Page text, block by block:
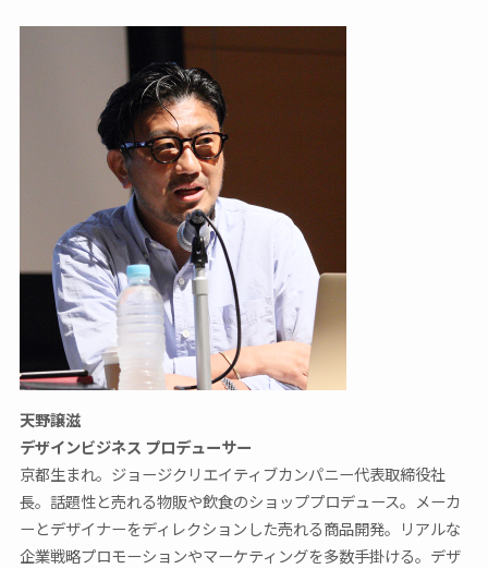
天野譲滋
デザインビジネス プロデューサー
京都生まれ。ジョージクリエイティブカンパニー代表取締役社
長。話題性と売れる物販や飲食のショッププロデュース。メーカ
ーとデザイナーをディレクションした売れる商品開発。リアルな
企業戦略プロモーションやマーケティングを多数手掛ける。デザ